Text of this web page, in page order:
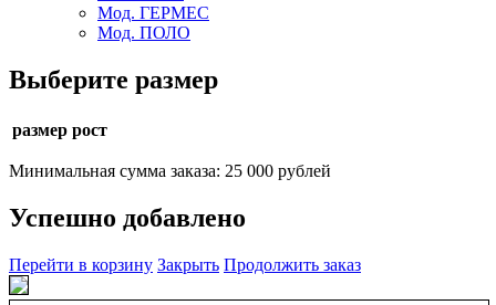
Мод. ГЕРМЕС
Мод. ПОЛО
Выберите размер
размер рост
Минимальная сумма заказа: 25 000 рублей
Успешно добавлено
Перейти в корзину Закрыть Продолжить заказ